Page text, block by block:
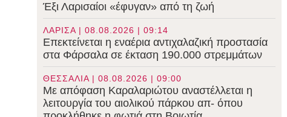
Έξι Λαρισαίοι «έφυγαν» από τη ζωή
ΛΑΡΙΣΑ | 08.08.2026 | 09:14
Επεκτείνεται η εναέρια αντιχαλαζική προστασία
στα Φάρσαλα σε έκταση 190.000 στρεμμάτων
ΘΕΣΣΑΛΙΑ | 08.08.2026 | 09:00
Με απόφαση Καραλαριώτου αναστέλλεται η
λειτουργία του αιολικού πάρκου απ- όπου